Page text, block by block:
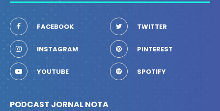
FACEBOOK TWITTER
INSTAGRAM PINTEREST
YOUTUBE SPOTIFY
PODCAST JORNAL NOTA